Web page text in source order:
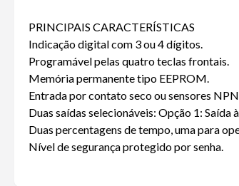
PRINCIPAIS CARACTERÍSTICAS
Indicação digital com 3 ou 4 dígitos.
Programável pelas quatro teclas frontais.
Memória permanente tipo EEPROM.
Entrada por contato seco ou sensores
Duas saídas selecionáveis: Opção 1: Saída
Duas percentagens de tempo, uma para
Nível de segurança protegido por senha.